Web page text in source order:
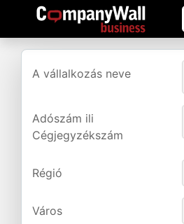
A vállalkozás neve
Adószám ili
Cégjegyzékszám
Régió
Város